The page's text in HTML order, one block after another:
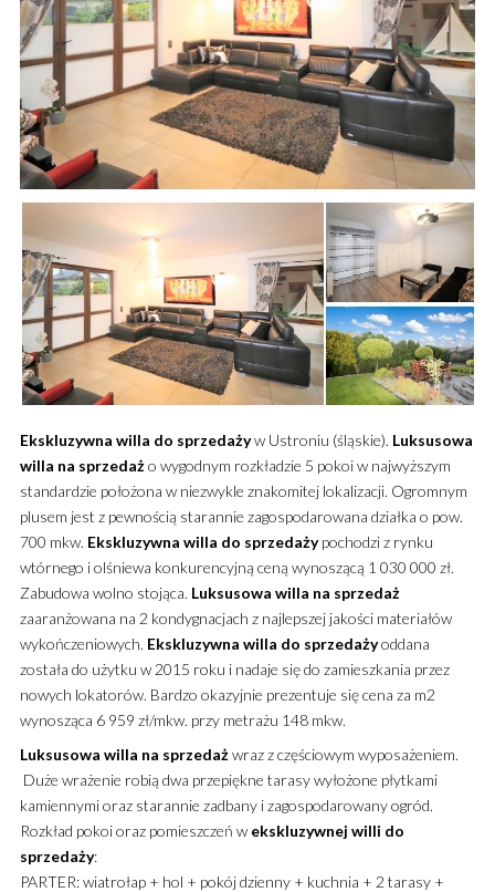
Ekskluzywna willa do sprzedażyw Ustroniu (śląskie). Luksusowa
willa na sprzedażo wygodnym rozkładzie 5 pokoi w najwyższym
standardzie położona w niezwykle znakomitej lokalizacji. Ogromnym
plusem jest z pewnością starannie zagospodarowana działka o pow.
700 mkw. Ekskluzywna willa do sprzedażypochodzi z rynku
wtórnego i olśniewa konkurencyjną ceną wynoszącą 1 030 000 zł.
Zabudowa wolno stojąca. Luksusowa willa na sprzedaż
zaaranżowana na 2 kondygnacjach z najlepszej jakości materiałów
wykończeniowych. Ekskluzywna willa do sprzedażyoddana
została do użytku w 2015 roku i nadaje się do zamieszkania przez
nowych lokatorów. Bardzo okazyjnie prezentuje się cena za m2
wynosząca 6 959 zł/mkw. przy metrażu 148 mkw.
Luksusowa willa na sprzedażwraz z częściowym wyposażeniem.
Duże wrażenie robią dwa przepiękne tarasy wyłożone płytkami
kamiennymi oraz starannie zadbany i zagospodarowany ogród.
Rozkład pokoi oraz pomieszczeń w ekskluzywnej willi do
sprzedaży:
PARTER: wiatrołap + hol + pokój dzienny + kuchnia + 2 tarasy +